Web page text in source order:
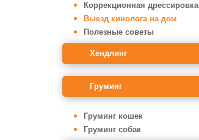
Коррекционная дрессировка
Выезд кинолога на дом
Полезные советы
Хендлинг
Груминг
Груминг кошек
Груминг собак